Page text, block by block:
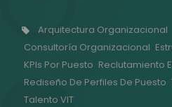
Etiquetas,
Arquitectura Organizacional
Consultoría Organizacional
KPIs Por Puesto Reclutamiento
Rediseño De Perfiles De Puesto
Talento VIT